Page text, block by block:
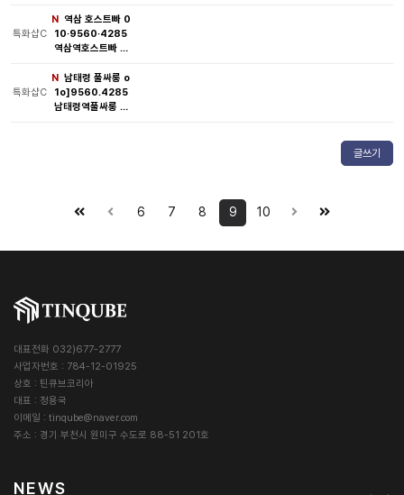
특화샵C
N 역삼 호스트빠 0
10·9560·4285
역삼역호스트빠 …
특화샵C
N 남태령 풀싸롱 o
1o]9560.4285
남태령역풀싸롱 …
글쓰기
6 7 8 9 10
대표전화 032)677-2777
사업자번호 : 784-12-01925
상호 : 틴큐브코리아
대표 : 정용국
이메일 : tinqube@naver.com
주소 : 경기 부천시 원미구 수도로 88-51 201호
NEWS